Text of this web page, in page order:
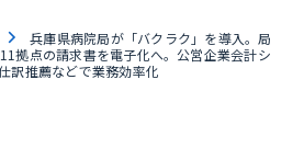
兵庫県病院局が「バクラク」を導入。局
拠点の請求書を電子化へ。公営企業会計シ
訳推薦などで業務効率化